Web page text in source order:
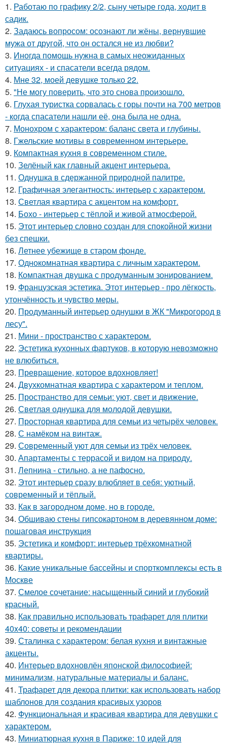
1. Работаю по графику 2/2, сыну четыре года, ходит в
садик.
2. Задаюсь вопросом: осознают ли жёны, вернувшие
мужа от другой, что он остался не из любви?
3. Иногда помощь нужна в самых неожиданных
ситуациях - и спасатели всегда рядом.
4. Мне 32, моей девушке только 22.
5. "Не могу поверить, что это снова произошло.
6. Глухая туристка сорвалась с горы почти на 700 метров
- когда спасатели нашли её, она была не одна.
7. Монохром с характером: баланс света и глубины.
8. Гжельские мотивы в современном интерьере.
9. Компактная кухня в современном стиле.
10. Зелёный как главный акцент интерьера.
11. Однушка в сдержанной природной палитре.
12. Графичная элегантность: интерьер с характером.
13. Светлая квартира с акцентом на комфорт.
14. Бохо - интерьер с тёплой и живой атмосферой.
15. Этот интерьер словно создан для спокойной жизни
без спешки.
16. Летнее убежище в старом фонде.
17. Однокомнатная квартира с личным характером.
18. Компактная двушка с продуманным зонированием.
19. Французская эстетика. Этот интерьер - про лёгкость,
утончённость и чувство меры.
20. Продуманный интерьер однушки в ЖК "Микрогород в
лесу".
21. Мини - пространство с характером.
22. Эстетика кухонных фартуков, в которую невозможно
не влюбиться.
23. Превращение, которое вдохновляет!
24. Двухкомнатная квартира с характером и теплом.
25. Пространство для семьи: уют, свет и движение.
26. Светлая однушка для молодой девушки.
27. Просторная квартира для семьи из четырёх человек.
28. С намёком на винтаж.
29. Современный уют для семьи из трёх человек.
30. Апартаменты с террасой и видом на природу.
31. Лепнина - стильно, а не пафосно.
32. Этот интерьер сразу влюбляет в себя: уютный,
современный и тёплый.
33. Как в загородном доме, но в городе.
34. Обшиваю стены гипсокартоном в деревянном доме:
пошаговая инструкция
35. Эстетика и комфорт: интерьер трёхкомнатной
квартиры.
36. Какие уникальные бассейны и спорткомплексы есть в
Москве
37. Смелое сочетание: насыщенный синий и глубокий
красный.
38. Как правильно использовать трафарет для плитки
40x40: советы и рекомендации
39. Сталинка с характером: белая кухня и винтажные
акценты.
40. Интерьер вдохновлён японской философией:
минимализм, натуральные материалы и баланс.
41. Трафарет для декора плитки: как использовать набор
шаблонов для создания красивых узоров
42. Функциональная и красивая квартира для девушки с
характером.
43. Миниатюрная кухня в Париже: 10 идей для